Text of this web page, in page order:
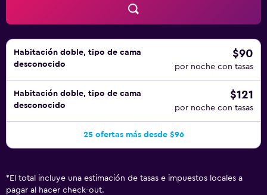
Otros servicios de ocio y esparcimiento incluyen sauna y
gimnasio. Se pueden practicar las actividades de ocio y
esparcimiento que se indican más abajo en las
instalaciones o cerca del alojamiento (es posible que se
aplique un recargo).
Habitación doble, tipo de cama
desconocido
$90
por noche con tasas
Habitación doble, tipo de cama
desconocido
$121
por noche con tasas
25 ofertas más desde $96
* El total incluye una estimación de tasas e impuestos locales a
pagar al hacer check-out.